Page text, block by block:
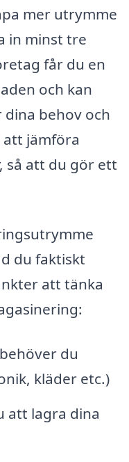
mer utrymme
in minst tre
får du en
och kan
dina behov och
jämföra
så att du gör ett
du faktiskt
att tänka
du
kläder etc.)
att lagra dina